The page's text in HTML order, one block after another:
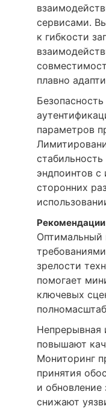
сервисами.
к гибкости
плавно
параметров
эндпоинтов
сторонних
Рекомендации
Оптимальный
зрелости
помогает
ключевых
Непрерывная
повышают
Мониторинг
принятия
и
снижают